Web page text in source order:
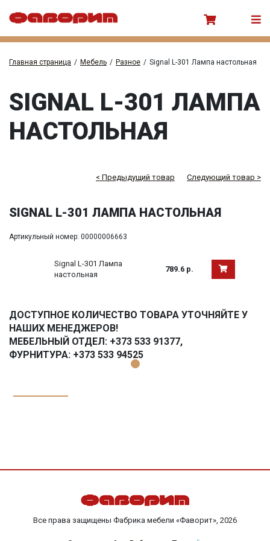
Главная страница / Мебель / Разное / Signal L-301 Лампа настольная
SIGNAL L-301 ЛАМПА
НАСТОЛЬНАЯ
< Предыдущий товар Следующий товар >
SIGNAL L-301 ЛАМПА НАСТОЛЬНАЯ
Артикульный номер: 00000006663
Signal L-301 Лампа
настольная
789.6 р.
ДОСТУПНОЕ КОЛИЧЕСТВО ТОВАРА УТОЧНЯЙТЕ У
НАШИХ МЕНЕДЖЕРОВ!
МЕБЕЛЬНЫЙ ОТДЕЛ: +373 533 91377,
ФУРНИТУРА: +373 533 94525
Все права защищены Фабрика мебели «Фаворит», 2026